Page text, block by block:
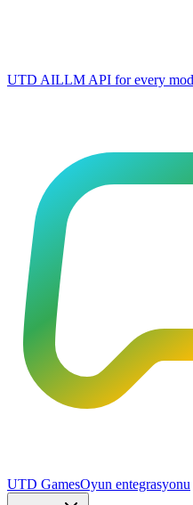
UTD AILLM API for every
UTD GamesOyun entegrasyonu